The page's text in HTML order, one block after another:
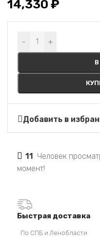
14,330 ₽
- +
Alternative:
Добавить в
11
Человек
момент!
Быстрая доставка
По СПБ и Ленобласти